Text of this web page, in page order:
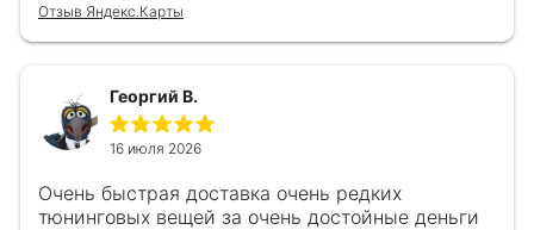
Отзыв Яндекс.Карты
Георгий В.
16 июля 2026
Очень быстрая доставка очень редких
тюнинговых вещей за очень достойные деньги